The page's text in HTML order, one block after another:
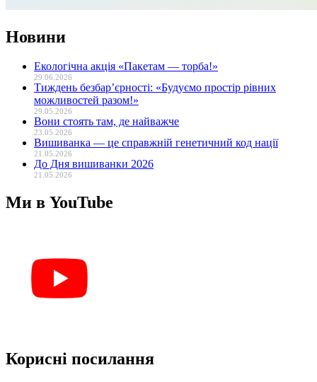
Новини
Екологічна акція «Пакетам — торба!»
29.06.2026
Тиждень безбар’єрності: «Будуємо простір рівних
можливостей разом!»
29.05.2026
Вони стоять там, де найважче
23.05.2026
Вишиванка — це справжній генетичний код нації
21.05.2026
До Дня вишиванки 2026
21.05.2026
Ми в YouTube
Корисні посилання